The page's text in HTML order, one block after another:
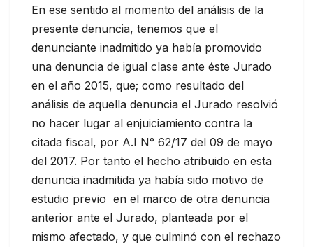
En ese sentido al momento del análisis de la
presente denuncia, tenemos que el
denunciante inadmitido ya había promovido
una denuncia de igual clase ante éste Jurado
en el año 2015, que; como resultado del
análisis de aquella denuncia el Jurado resolvió
no hacer lugar al enjuiciamiento contra la
citada fiscal, por A.I N° 62/17 del 09 de mayo
del 2017. Por tanto el hecho atribuido en esta
denuncia inadmitida ya había sido motivo de
estudio previo en el marco de otra denuncia
anterior ante el Jurado, planteada por el
mismo afectado, y que culminó con el rechazo